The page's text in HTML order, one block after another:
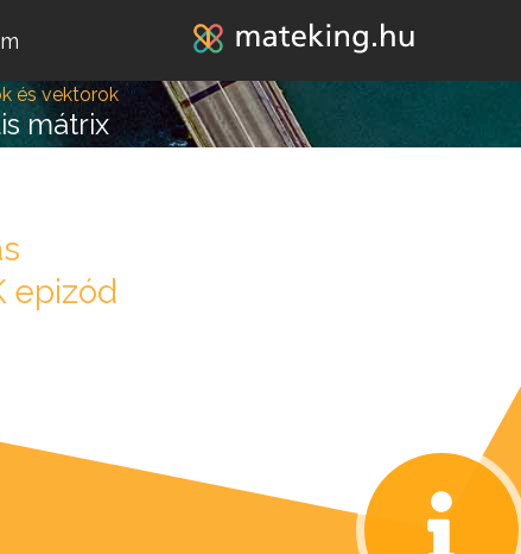
Jump to navigation
és vektorok
mátrix
epizód